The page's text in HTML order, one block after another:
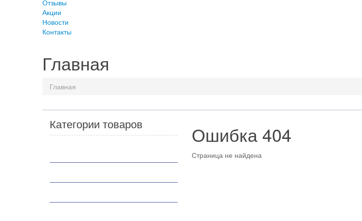
Отзывы
Акции
Новости
Контакты
Главная
Главная
Ошибка 404
Страница не найдена
Категории товаров